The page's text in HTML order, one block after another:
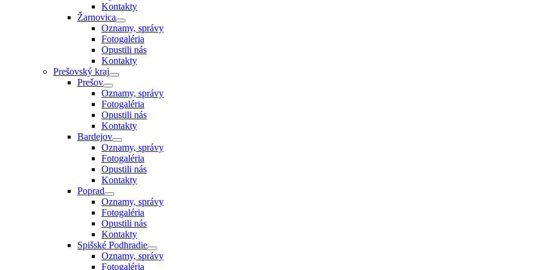
Kontakty
Žarnovica
Oznamy, správy
Fotogaléria
Opustili nás
Kontakty
Prešovský kraj
Prešov
Oznamy, správy
Fotogaléria
Opustili nás
Kontakty
Bardejov
Oznamy, správy
Fotogaléria
Opustili nás
Kontakty
Poprad
Oznamy, správy
Fotogaléria
Opustili nás
Kontakty
Spišské Podhradie
Oznamy, správy
Fotogaléria